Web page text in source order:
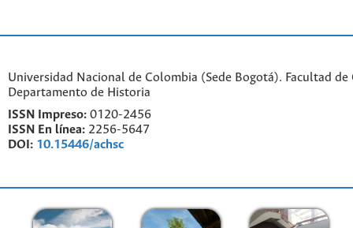
Universidad Nacional de Colombia (Sede Bogotá). Facultad de
Departamento de Historia
ISSN Impreso: 0120-2456
ISSN En línea: 2256-5647
DOI: 10.15446/achsc